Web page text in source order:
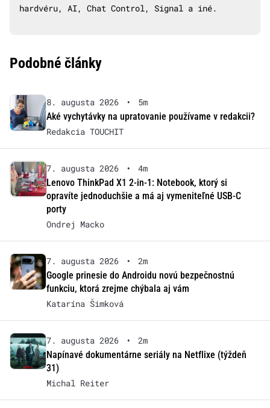
hardvéru, AI, Chat Control, Signal a iné.
Podobné články
8. augusta 2026 •
5m
Aké vychytávky na upratovanie používame v redakcii?
Redakcia TOUCHIT
7. augusta 2026 •
4m
Lenovo ThinkPad X1 2-in-1: Notebook, ktorý si
opravíte jednoduchšie a má aj vymeniteľné USB-C
porty
Ondrej Macko
7. augusta 2026 •
2m
Google prinesie do Androidu novú bezpečnostnú
funkciu, ktorá zrejme chýbala aj vám
Katarína Šimková
7. augusta 2026 •
2m
Napínavé dokumentárne seriály na Netflixe (týždeň
31)
Michal Reiter